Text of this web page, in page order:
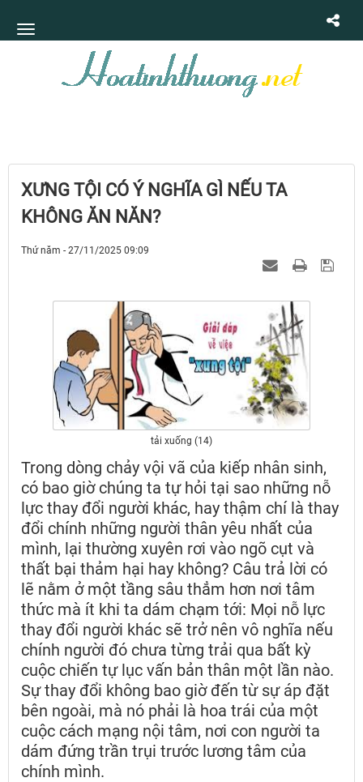
XƯNG TỘI CÓ Ý NGHĨA GÌ NẾU TA
KHÔNG ĂN NĂN?
Thứ năm - 27/11/2025 09:09
tải xuống (14)
Trong dòng chảy vội vã của kiếp nhân sinh,
có bao giờ chúng ta tự hỏi tại sao những nỗ
lực thay đổi người khác, hay thậm chí là thay
đổi chính những người thân yêu nhất của
mình, lại thường xuyên rơi vào ngõ cụt và
thất bại thảm hại hay không? Câu trả lời có
lẽ nằm ở một tầng sâu thẳm hơn nơi tâm
thức mà ít khi ta dám chạm tới: Mọi nỗ lực
thay đổi người khác sẽ trở nên vô nghĩa nếu
chính người đó chưa từng trải qua bất kỳ
cuộc chiến tự lục vấn bản thân một lần nào.
Sự thay đổi không bao giờ đến từ sự áp đặt
bên ngoài, mà nó phải là hoa trái của một
cuộc cách mạng nội tâm, nơi con người ta
dám đứng trần trụi trước lương tâm của
chính mình.